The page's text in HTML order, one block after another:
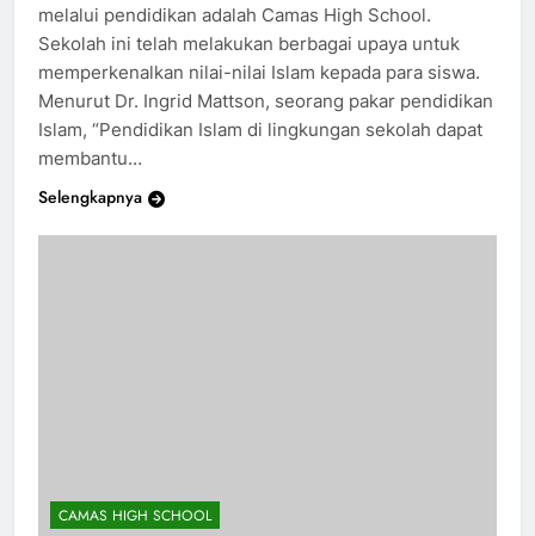
melalui pendidikan adalah Camas High School.
Sekolah ini telah melakukan berbagai upaya untuk
memperkenalkan nilai-nilai Islam kepada para siswa.
Menurut Dr. Ingrid Mattson, seorang pakar pendidikan
Islam, “Pendidikan Islam di lingkungan sekolah dapat
membantu…
Selengkapnya
CAMAS HIGH SCHOOL